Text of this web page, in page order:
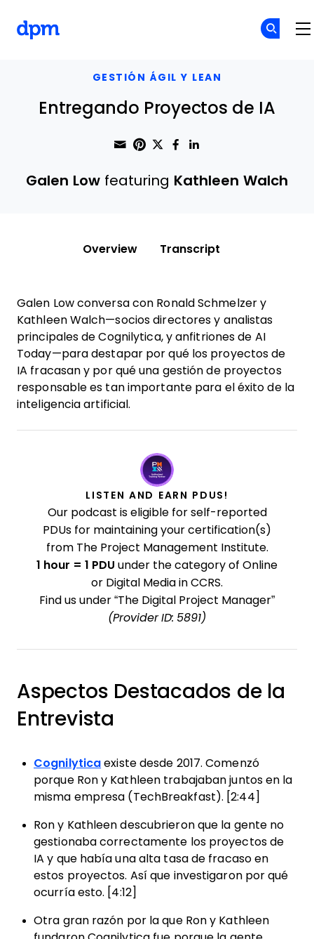
GESTIÓN ÁGIL Y LEAN
Entregando Proyectos de IA
Share through Email
Print this page
Share on Pinterest
Share on Twitter
Share on
Galen Low featuring Kathleen Walch
Overview Transcript
Galen Low conversa con Ronald Schmelzer y
Kathleen Walch—socios directores y analistas
principales de Cognilytica, y anfitriones de AI
Today—para destapar por qué los proyectos de
IA fracasan y por qué una gestión de proyectos
responsable es tan importante para el éxito de la
inteligencia artificial.
LISTEN AND EARN PDUS!
Our podcast is eligible for self-reported
PDUs for maintaining your certification(s)
from The Project Management Institute.
1 hour = 1 PDU under the category of Online
or Digital Media in CCRS.
Find us under “The Digital Project Manager”
(Provider ID: 5891)
Aspectos Destacados de la
Entrevista
Cognilytica existe desde 2017. Comenzó
porque Ron y Kathleen trabajaban juntos en la
misma empresa (TechBreakfast). [2:44]
Ron y Kathleen descubrieron que la gente no
gestionaba correctamente los proyectos de
IA y que había una alta tasa de fracaso en
estos proyectos. Así que investigaron por qué
ocurría esto. [4:12]
Otra gran razón por la que Ron y Kathleen